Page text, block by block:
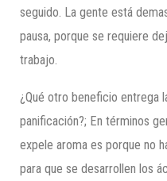
seguido. La gente está
pausa, porque se requiere
trabajo.
¿Qué otro beneficio entrega
panificación?; En términos
expele aroma es porque no
para que se desarrollen los